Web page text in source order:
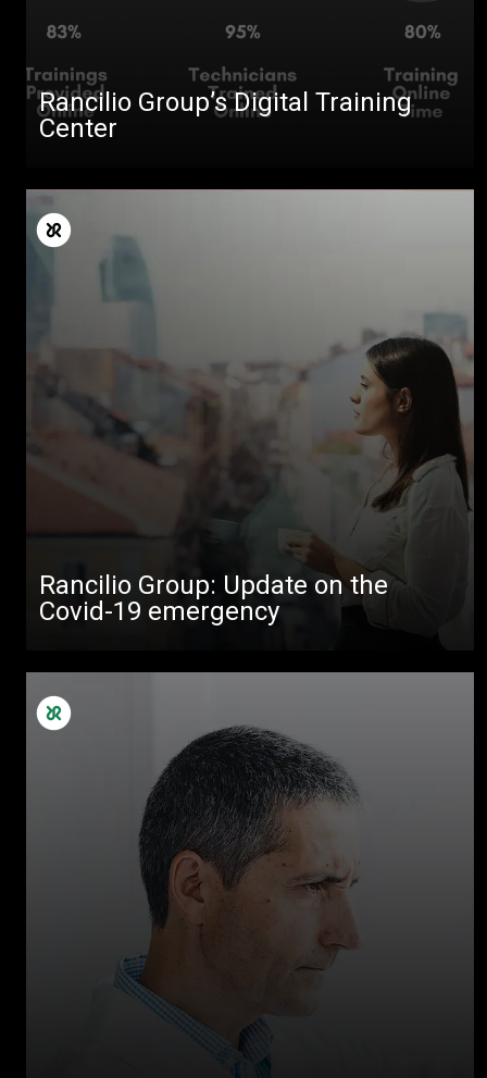
Rancilio Group’s Digital Training
Center
Rancilio Group: Update on the
Covid-19 emergency
Todos
Produtos
Descarregar